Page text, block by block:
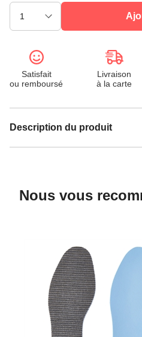
Satisfait
ou remboursé
Livraison
à la carte
Description du produit
Nous vous